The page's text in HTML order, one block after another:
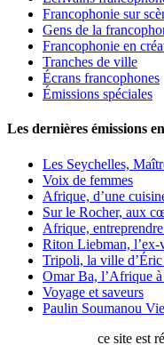
Francophonie sur
Gens de la
Francophonie en
Tranches de ville
Écrans francophones
Émissions spéciales
Les dernières émissions
Les Seychelles,
Voix de femmes
Afrique, d’une
Sur le Rocher, aux
Afrique,
Riton Liebman, l’ex-
Tripoli, la ville
Omar Ba, l’Afrique
Voyage et saveurs
Paulin Soumanou
ce site est